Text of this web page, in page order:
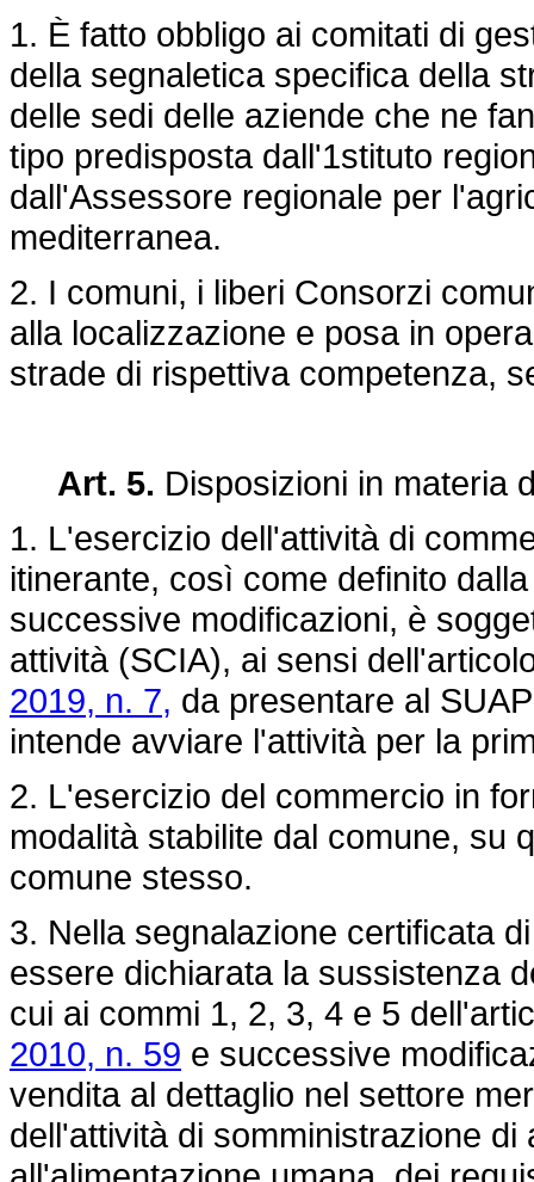
1. È fatto obbligo ai comitati di
della segnaletica specifica della
delle sedi delle aziende che ne
tipo predisposta dall'1stituto
dall'Assessore regionale per
mediterranea.
2. I comuni, i liberi Consorzi
alla localizzazione e posa in
strade di rispettiva competenza,
Art. 5. Disposizioni in materia
1. L'esercizio dell'attività di
itinerante, così come definito
successive modificazioni, è
attività (SCIA), ai sensi
2019, n. 7, da presentare al
intende avviare l'attività per la
2. L'esercizio del commercio in
modalità stabilite dal comune, su
comune stesso.
3. Nella segnalazione certificata
essere dichiarata la sussistenza
cui ai commi 1, 2, 3, 4 e 5
2010, n. 59 e successive
vendita al dettaglio nel settore
dell'attività di somministrazione